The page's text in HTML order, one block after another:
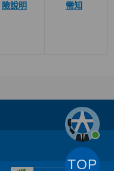
險說明
需知
TOP